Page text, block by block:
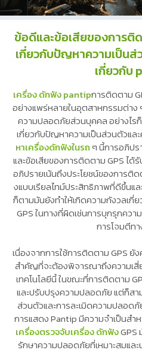
ข้อดีและข้อเสียของการติ
เกี่ยวกับปัญหาความเป็น
เกี่ยวกับ
เครื่อง ดักฟัง pantipการติดตาม
อย่างแพร่หลายในอุตสาหกรรมต่าง
ความปลอดภัยส่วนบุคคล อย่างไร
เกี่ยวกับปัญหาความเป็นส่วนตัวแล
หาเครื่องดักฟังในรถๆ นี้การอภิปร
และข้อเสียของการติดตาม GPS ได้
อภิปรายเน้นถึงประโยชน์ของการติ
งแบบเรียลไทม์ประสิทธิภาพที่ดีขึ้นแ
ก็ตามมันยังทำให้เกิดความกังวลเกี่
GPS ในทางที่ผิดเช่นการบุกรุกควา
การโจมตีทา
เนื่องจากการใช้การติดตาม GPS ยั
สำคัญที่จะต้องพิจารณาถึงความเสี่
เทคโนโลยีนี้ ในขณะที่การติดตาม
และปรับปรุงความปลอดภัย แต่ก็สา
ส่วนตัวและการละเมิดความปลอด
การแสดง Pantip มีความจำเป็นส
เครื่องตรวจจับเครื่อง ดักฟังGPS
รักษาความปลอดภัยที่เหมาะสมแล